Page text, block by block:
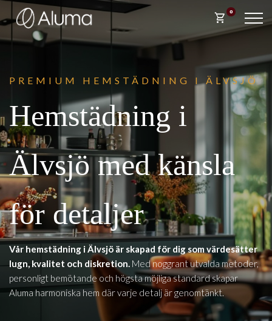
shopping_cart 0
PREM IUM HEMSTÄDNING I ÄLVSJÖ
Hemstädning i
Älvsjö med känsla
för detaljer
Vår hemstädning i Älvsjö är skapad för dig som värdesätter
lugn, kvalitet och diskretion. Med noggrant utvalda metoder,
personligt bemötande och högsta möjliga standard skapar
Aluma harmoniska hem där varje detalj är genomtänkt.